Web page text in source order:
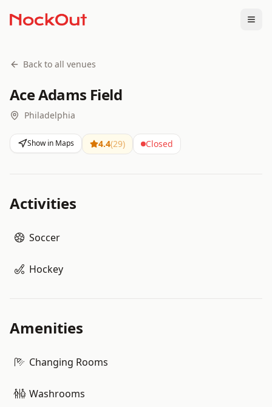
Back to all venues
Ace Adams Field
Philadelphia
Show in Maps 4.4(29) Closed
Activities
Soccer
Hockey
Amenities
Changing Rooms
Washrooms